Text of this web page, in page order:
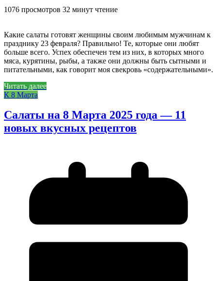
1076 просмотров 32 минут чтение
Какие салаты готовят женщины своим любимым мужчинам к
празднику 23 февраля? Правильно! Те, которые они любят
больше всего. Успех обеспечен тем из них, в которых много
мяса, курятины, рыбы, а также они должны быть сытными и
питательными, как говорит моя свекровь «содержательными».
Читать далее
К 8 Марта
Салаты на 8 Марта 2025 года — 11
новых вкусных рецептов